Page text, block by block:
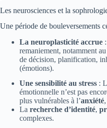
Les neurosciences et la
Une période de bouleversements
La neuroplasticité accrue
remaniement, notamment
de décision, planification,
(émotions).
Une sensibilité au stress :
émotionnelle n’est pas
plus vulnérables à l’anxiété
La recherche d’identité,
complexes.